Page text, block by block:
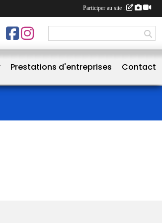
Prestations d'entreprises Contact
Participer au site :